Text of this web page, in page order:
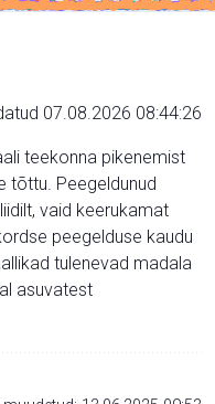
07.08.2026 08:44:26
teekonna pikenemist
tõttu. Peegeldunud
vaid keerukamat
peegelduse kaudu
tulenevad madala
asuvatest